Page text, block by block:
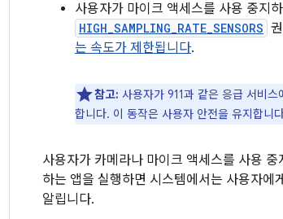
사용자가 마이크 액세스를 사용 중지
HIGH_SAMPLING_RATE_SENSORS
는 속도가 제한됩니다.
참고: 사용자가 911과 같은 응급 서비
합니다. 이 동작은 사용자 안전을 유지합니
사용자가 카메라나 마이크 액세스를 사용
하는 앱을 실행하면 시스템에서는 사용자에
알립니다.